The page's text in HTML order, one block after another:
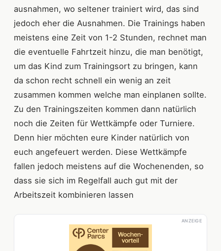
ausnahmen, wo seltener trainiert wird, das sind
jedoch eher die Ausnahmen. Die Trainings haben
meistens eine Zeit von 1-2 Stunden, rechnet man
die eventuelle Fahrtzeit hinzu, die man benötigt,
um das Kind zum Trainingsort zu bringen, kann
da schon recht schnell ein wenig an zeit
zusammen kommen welche man einplanen sollte.
Zu den Trainingszeiten kommen dann natürlich
noch die Zeiten für Wettkämpfe oder Turniere.
Denn hier möchten eure Kinder natürlich von
euch angefeuert werden. Diese Wettkämpfe
fallen jedoch meistens auf die Wochenenden, so
dass sie sich im Regelfall auch gut mit der
Arbeitszeit kombinieren lassen
ANZEIGE